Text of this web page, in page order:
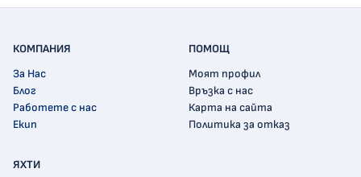
КОМПАНИЯ
За Нас
Блог
Работете с нас
Екип
ПОМОЩ
Моят профил
Връзка с нас
Карта на сайта
Политика за отказ
ЯХТИ